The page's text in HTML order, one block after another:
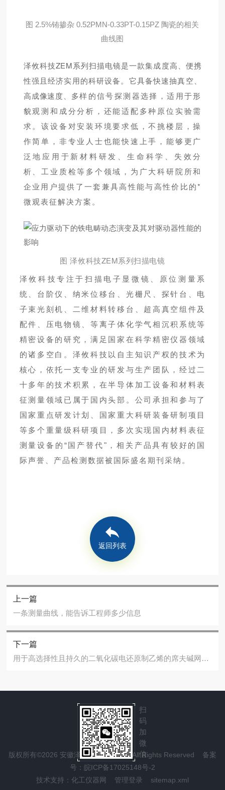
图 2.5%铕掺杂 0.52PMN-0.33PT-0.15PZ 陶瓷的相关
曲线图
泽攸科技ZEM系列扫描电镜是一款集成度高、便携
性强且经济实用的科研设备。它具备快速抽真空、
高成像速度、多样的信号探测器选择，适用于形
貌观测和成分分析，还能适配多种原位实验需
求。该设备对安装环境要求低，不挑楼层，操
作简单，非专业人士也能快速上手， 能够更广
泛地应用于新材料研发、生命科学、失效分
析、工业质检等多个领域，为广大科研院所和
企业用户提供了一套兼具高性能与高性价比的*
微观表征解决方案。
图 泽攸科技ZEM系列扫描电镜
泽攸科技专注于扫描电子显微镜、原位测量系
统、台阶仪、纳米位移台、光栅尺、探针台、电
子束光刻机、二维材料转移台、超高真空组件及
配件、压电物镜、等离子体化学气相沉积系统等
精密设备的研究，满足国家在科学精密仪器领域
的诸多空白。泽攸科技以自主知识产权的技术为
核心，依托一支专业的研发与生产团队，经过二
十多年的技术积累，在半导体加工设备和材料表
征测量领域已属于国内头部。公司承担和参与了
国家重点研发计划、国家重大科研装备研制项目
等多个重量级科研项目，多次实现国内材料表征
测量设备的“国产替代"，相关产品具有较好的国
际声誉、产品检测数据被国际盛名期刊采纳。
返回列表
上一篇
一条测量曲线，能告诉工程师多少信息
下一篇
用于高选择性且持久的二氧化碳电还原制乙烯的席夫碱网络协同修饰铜表面研究
版权所有©2026 安徽泽攸科技有限公司 All Rights Reserved 备案
号：皖ICP备17025148号-2
技术支持： 化工仪器网 管理登录 sitemap.xml
扫
码
加
微
信